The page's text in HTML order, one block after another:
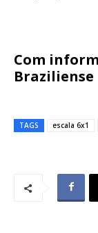
Com
Braziliense
TAGS escala 6x1